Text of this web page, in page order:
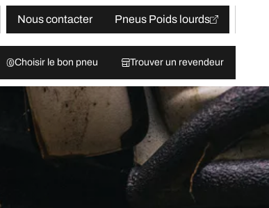
Nous contacter
Pneus Poids lourds
Choisir le bon pneu Trouver un revendeur